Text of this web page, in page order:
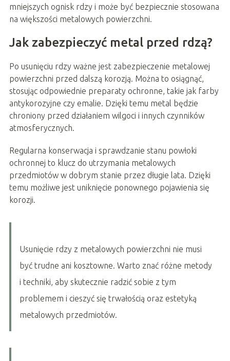
mniejszych ognisk rdzy i może być bezpiecznie stosowana
na większości metalowych powierzchni.
Jak zabezpieczyć metal przed rdzą?
Po usunięciu rdzy ważne jest zabezpieczenie metalowej
powierzchni przed dalszą korozją. Można to osiągnąć,
stosując odpowiednie preparaty ochronne, takie jak farby
antykorozyjne czy emalie. Dzięki temu metal będzie
chroniony przed działaniem wilgoci i innych czynników
atmosferycznych.
Regularna konserwacja i sprawdzanie stanu powłoki
ochronnej to klucz do utrzymania metalowych
przedmiotów w dobrym stanie przez długie lata. Dzięki
temu możliwe jest uniknięcie ponownego pojawienia się
korozji.
Usunięcie rdzy z metalowych powierzchni nie musi
być trudne ani kosztowne. Warto znać różne metody
i techniki, aby skutecznie radzić sobie z tym
problemem i cieszyć się trwałością oraz estetyką
metalowych przedmiotów.